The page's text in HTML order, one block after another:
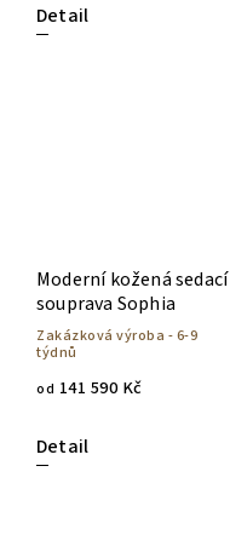
Detail
Moderní kožená sedací
souprava Sophia
Zakázková výroba - 6-9
týdnů
od 141 590 Kč
Detail